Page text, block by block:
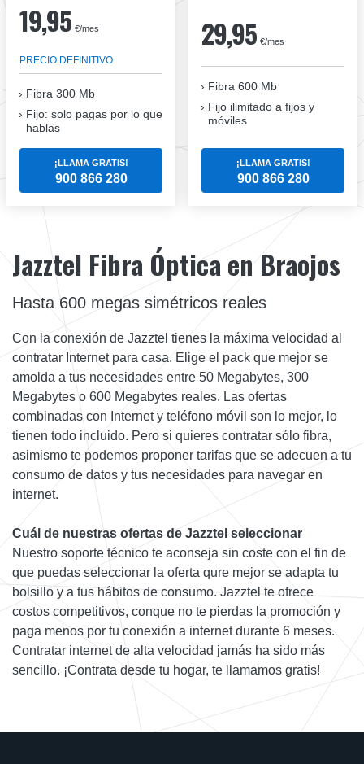
19,95 €/mes
PRECIO DEFINITIVO
Fibra 300 Mb
Fijo: solo pagas por lo que
hablas
¡LLAMA GRATIS!
900 866 280
29,95 €/mes
Fibra 600 Mb
Fijo ilimitado a fijos y
móviles
¡LLAMA GRATIS!
900 866 280
Jazztel Fibra Óptica en Braojos
Hasta 600 megas simétricos reales
Con la conexión de Jazztel tienes la máxima velocidad al
contratar Internet para casa. Elige el pack que mejor se
amolda a tus necesidades entre 50 Megabytes, 300
Megabytes o 600 Megabytes reales. Las ofertas
combinadas con Internet y teléfono móvil son lo mejor, lo
tienen todo incluido. Pero si quieres contratar sólo fibra,
asimismo te podemos proponer tarifas que se adecuen a tu
consumo de datos y tus necesidades para navegar en
internet.
Cuál de nuestras ofertas de Jazztel seleccionar
Nuestro soporte técnico te aconseja sin coste con el fin de
que puedas seleccionar la oferta qure mejor se adapta tu
bolsillo y a tus hábitos de consumo. Jazztel te ofrece
costos competitivos, conque no te pierdas la promoción y
paga menos por tu conexión a internet durante 6 meses.
Contratar internet de alta velocidad jamás ha sido más
sencillo. ¡Contrata desde tu hogar, te llamamos gratis!